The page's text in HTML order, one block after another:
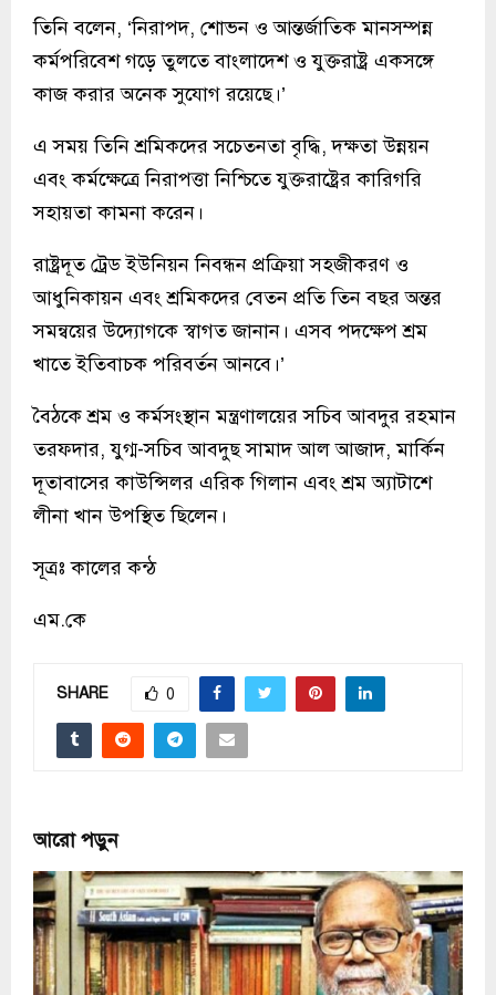
তিনি বলেন, ‘নিরাপদ, শোভন ও আন্তর্জাতিক মানসম্পন্ন
কর্মপরিবেশ গড়ে তুলতে বাংলাদেশ ও যুক্তরাষ্ট্র একসঙ্গে
কাজ করার অনেক সুযোগ রয়েছে।’
এ সময় তিনি শ্রমিকদের সচেতনতা বৃদ্ধি, দক্ষতা উন্নয়ন
এবং কর্মক্ষেত্রে নিরাপত্তা নিশ্চিতে যুক্তরাষ্ট্রের কারিগরি
সহায়তা কামনা করেন।
রাষ্ট্রদূত ট্রেড ইউনিয়ন নিবন্ধন প্রক্রিয়া সহজীকরণ ও
আধুনিকায়ন এবং শ্রমিকদের বেতন প্রতি তিন বছর অন্তর
সমন্বয়ের উদ্যোগকে স্বাগত জানান। এসব পদক্ষেপ শ্রম
খাতে ইতিবাচক পরিবর্তন আনবে।’
বৈঠকে শ্রম ও কর্মসংস্থান মন্ত্রণালয়ের সচিব আবদুর রহমান
তরফদার, যুগ্ম-সচিব আবদুছ সামাদ আল আজাদ, মার্কিন
দূতাবাসের কাউন্সিলর এরিক গিলান এবং শ্রম অ্যাটাশে
লীনা খান উপস্থিত ছিলেন।
সূত্রঃ কালের কন্ঠ
এম.কে
SHARE 0
আরো পড়ুন